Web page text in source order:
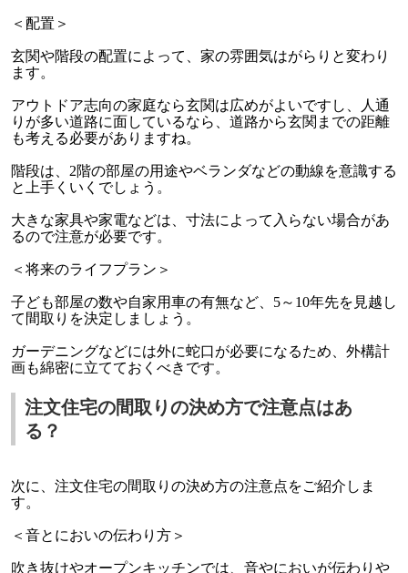
＜配置＞
玄関や階段の配置によって、家の雰囲気はがらりと変わり
ます。
アウトドア志向の家庭なら玄関は広めがよいですし、人通
りが多い道路に面しているなら、道路から玄関までの距離
も考える必要がありますね。
階段は、 2階の部屋の用途やベランダなどの動線を意識する
と上手くいくでしょう。
大きな家具や家電などは、寸法によって入らない場合があ
るので注意が必要です。
＜将来のライフプラン＞
子ども部屋の数や自家用車の有無など、 5～ 10年先を見越し
て間取りを決定しましょう。
ガーデニングなどには外に蛇口が必要になるため、外構計
画も綿密に立てておくべきです。
注文住宅の間取りの決め方で注意点はあ
る？
次に、注文住宅の間取りの決め方の注意点をご紹介しま
す。
＜音とにおいの伝わり方＞
吹き抜けやオープンキッチンでは、音やにおいが伝わりや